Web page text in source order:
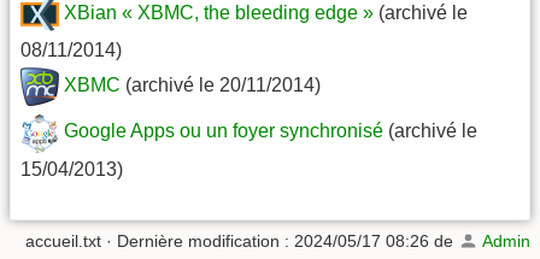
XBian « XBMC, the bleeding edge » (archivé le
08/11/2014)
XBMC (archivé le 20/11/2014)
Google Apps ou un foyer synchronisé (archivé le
15/04/2013)
accueil.txt · Dernière modification : 2024/05/17 08:26 de Admin